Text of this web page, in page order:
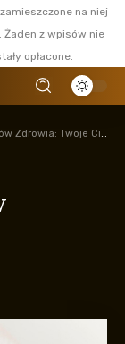
na niej
Żaden z wpisów nie
opłacone.
Twoje Ciało Podziękuje!